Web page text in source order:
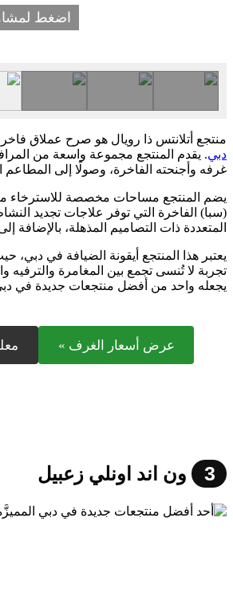
اضغط
منتجع أتلانتس ذا رويال هو صرح عملاق
دبي. يقدم المنتجع مجموعة واسعة من
غرفه وأجنحته الفاخرة، وصولًا إلى المطاعم
يضم المنتجع مساحات مخصصة للاسترخاء
(سبا) الفاخرة التي توفر علاجات تجديد
المتعددة ذات التصاميم المذهلة، بالإضافة
يعتبر هذا المنتجع أيقونة الضيافة في
تجربة لا تُنسى تجمع بين المغامرة والترفيه
يجعله واحد من أفضل منتجعات جديدة في
عرض أسعار الغرف »
3 ون اند اونلي زعبيل